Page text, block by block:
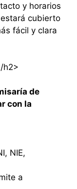
y horarios
cubierto
fácil y clara
h2>
de
con la
NIE,
a